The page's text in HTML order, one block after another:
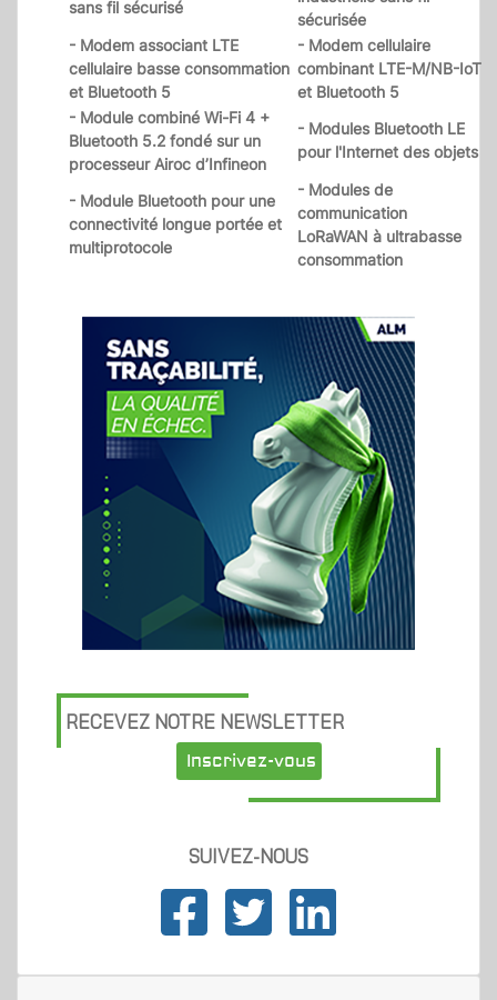
sans fil sécurisé
sécurisée
- Modem associant LTE
cellulaire basse consommation
et Bluetooth 5
- Modem cellulaire
combinant LTE-M/NB-IoT
et Bluetooth 5
- Module combiné Wi-Fi 4 +
Bluetooth 5.2 fondé sur un
processeur Airoc d’Infineon
- Modules Bluetooth LE
pour l'Internet des objets
- Module Bluetooth pour une
connectivité longue portée et
multiprotocole
- Modules de
communication
LoRaWAN à ultrabasse
consommation
RECEVEZ NOTRE NEWSLETTER
Inscrivez-vous
SUIVEZ-NOUS